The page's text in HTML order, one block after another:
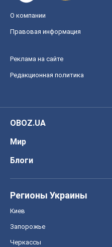
О компании
Правовая информация
Реклама на сайте
Редакционная политика
OBOZ.UA
Мир
Блоги
Регионы Украины
Киев
Запорожье
Черкассы